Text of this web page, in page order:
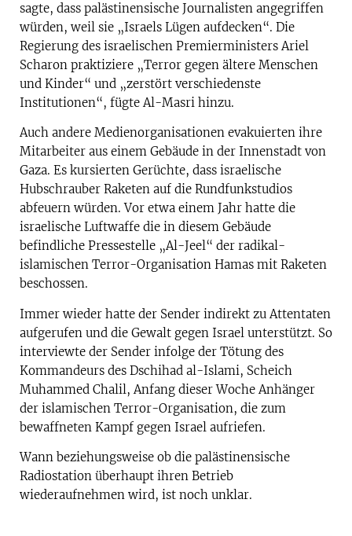
sagte, dass palästinensische Journalisten angegriffen
würden, weil sie „Israels Lügen aufdecken“. Die
Regierung des israelischen Premierministers Ariel
Scharon praktiziere „Terror gegen ältere Menschen
und Kinder“ und „zerstört verschiedenste
Institutionen“, fügte Al-Masri hinzu.
Auch andere Medienorganisationen evakuierten ihre
Mitarbeiter aus einem Gebäude in der Innenstadt von
Gaza. Es kursierten Gerüchte, dass israelische
Hubschrauber Raketen auf die Rundfunkstudios
abfeuern würden. Vor etwa einem Jahr hatte die
israelische Luftwaffe die in diesem Gebäude
befindliche Pressestelle „Al-Jeel“ der radikal-
islamischen Terror-Organisation Hamas mit Raketen
beschossen.
Immer wieder hatte der Sender indirekt zu Attentaten
aufgerufen und die Gewalt gegen Israel unterstützt. So
interviewte der Sender infolge der Tötung des
Kommandeurs des Dschihad al-Islami, Scheich
Muhammed Chalil, Anfang dieser Woche Anhänger
der islamischen Terror-Organisation, die zum
bewaffneten Kampf gegen Israel aufriefen.
Wann beziehungsweise ob die palästinensische
Radiostation überhaupt ihren Betrieb
wiederaufnehmen wird, ist noch unklar.